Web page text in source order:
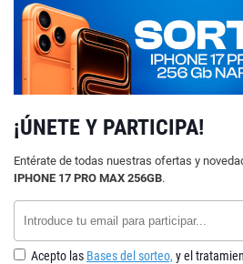
¡ÚNETE Y PARTICIPA!
Entérate de todas nuestras ofertas y
IPHONE 17 PRO MAX 256GB.
Acepto las Bases del sorteo, y el